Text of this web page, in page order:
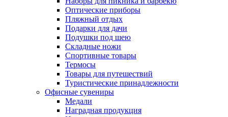
Оптические приборы
Пляжный отдых
Подарки для дачи
Подушки под шею
Складные ножи
Спортивные товары
Термосы
Товары для путешествий
Туристические принадлежности
Офисные сувениры
Медали
Наградная продукция